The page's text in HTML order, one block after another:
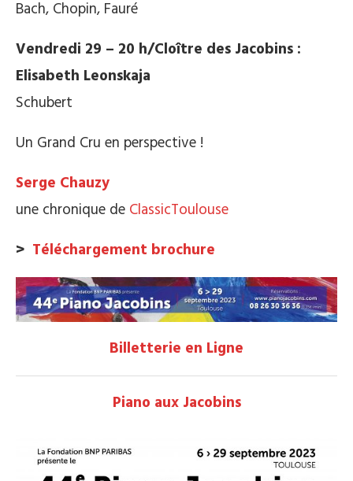
Bach, Chopin, Fauré
Vendredi 29 – 20 h/Cloître des Jacobins :
Elisabeth Leonskaja
Schubert
Un Grand Cru en perspective !
Serge Chauzy
une chronique de ClassicToulouse
> Téléchargement brochure
Billetterie en Ligne
Piano aux Jacobins